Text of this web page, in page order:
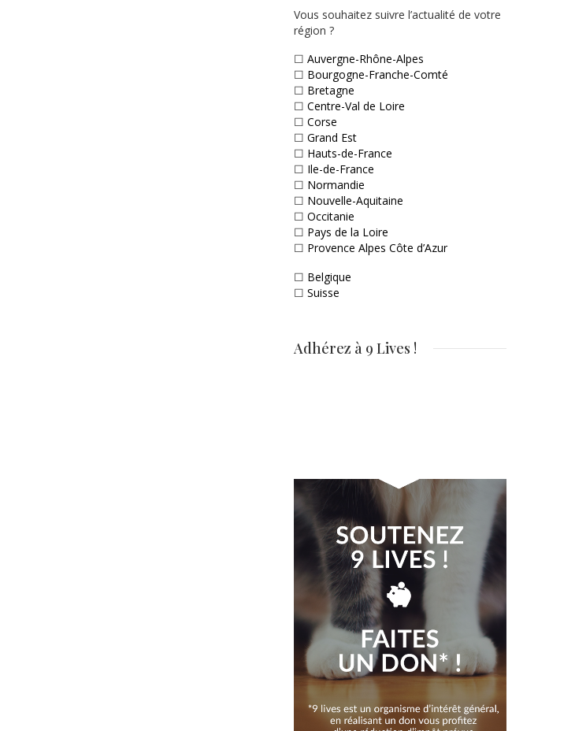
Vous souhaitez suivre l’actualité de votre
région ?
☐ Auvergne-Rhône-Alpes
☐ Bourgogne-Franche-Comté
☐ Bretagne
☐ Centre-Val de Loire
☐ Corse
☐ Grand Est
☐ Hauts-de-France
☐ Ile-de-France
☐ Normandie
☐ Nouvelle-Aquitaine
☐ Occitanie
☐ Pays de la Loire
☐ Provence Alpes Côte d’Azur
☐ Belgique
☐ Suisse
Adhérez à 9 Lives !